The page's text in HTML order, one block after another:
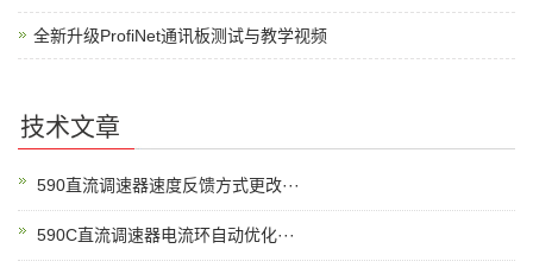
全新升级ProfiNet通讯板测试与教学视频
技术文章
590直流调速器速度反馈方式更改···
590C直流调速器电流环自动优化···